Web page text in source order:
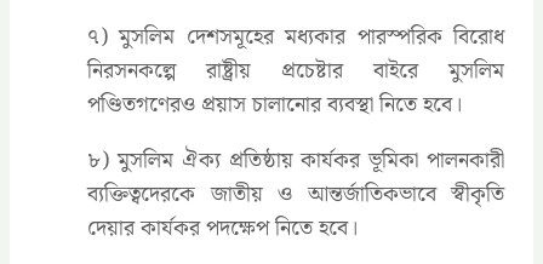
৭) মুসলিম দেশসমূহের মধ্যকার পারস্পরিক বিরোধ
নিরসনকল্পে রাষ্ট্রীয় প্রচেষ্টার বাইরে মুসলিম
পণ্ডিতগণেরও প্রয়াস চালানোর ব্যবস্থা নিতে হবে।
৮) মুসলিম ঐক্য প্রতিষ্ঠায় কার্যকর ভূমিকা পালনকারী
ব্যক্তিত্বদেরকে জাতীয় ও আন্তর্জাতিকভাবে স্বীকৃতি
দেয়ার কার্যকর পদক্ষেপ নিতে হবে।